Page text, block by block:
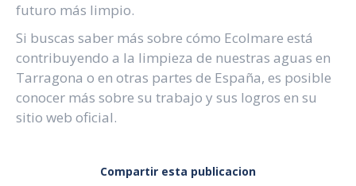
futuro más limpio.
Si buscas saber más sobre cómo Ecolmare está
contribuyendo a la limpieza de nuestras aguas en
Tarragona o en otras partes de España, es posible
conocer más sobre su trabajo y sus logros en su
sitio web oficial.
Compartir esta publicacion